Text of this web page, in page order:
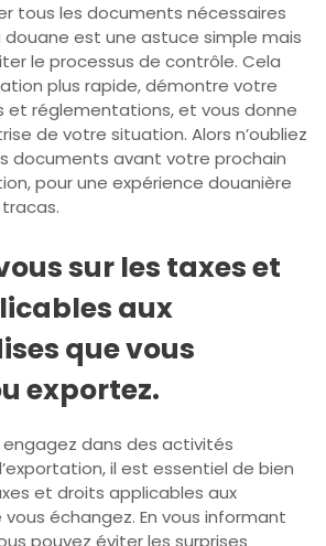
tous les documents nécessaires
douane est une astuce simple mais
le processus de contrôle. Cela
plus rapide, démontre votre
et réglementations, et vous donne
de votre situation. Alors n’oubliez
documents avant votre prochain
pour une expérience douanière
sur les taxes et
aux
que vous
exportez.
engagez dans des activités
il est essentiel de bien
et droits applicables aux
échangez. En vous informant